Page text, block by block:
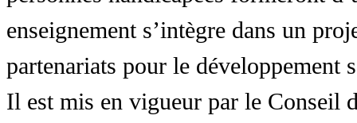
enseignement s’intègre dans un
partenariats pour le développement
Il est mis en vigueur par le Conseil